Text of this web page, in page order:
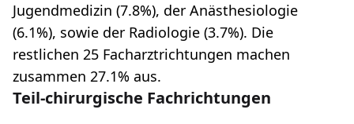
Jugendmedizin (7.8%), der Anästhesiologie
(6.1%), sowie der Radiologie (3.7%). Die
restlichen 25 Facharztrichtungen machen
zusammen 27.1% aus.
Teil-chirurgische Fachrichtungen